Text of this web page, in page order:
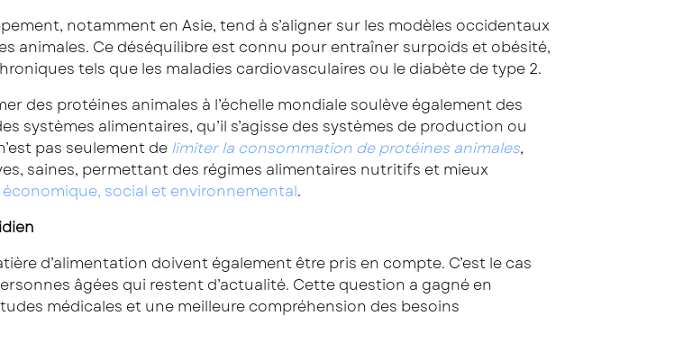
notamment en Asie, tend à s’aligner sur les modèles occidentaux
animales. Ce déséquilibre est connu pour entraîner surpoids et obésité,
tels que les maladies cardiovasculaires ou le diabète de type 2.
des protéines animales à l’échelle mondiale soulève également des
systèmes alimentaires, qu’il s’agisse des systèmes de production ou
pas seulement de limiter la consommation de protéines animales,
saines, permettant des régimes alimentaires nutritifs et mieux
social et environnemental.
d’alimentation doivent également être pris en compte. C’est le cas
âgées qui restent d’actualité. Cette question a gagné en
médicales et une meilleure compréhension des besoins